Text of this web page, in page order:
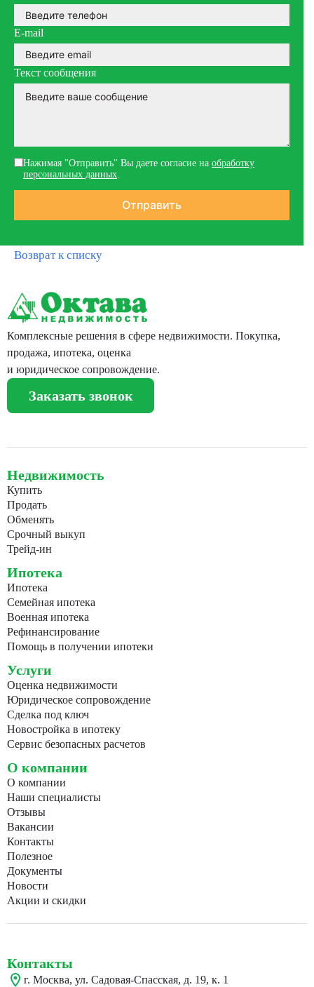
E-mail
Текст сообщения
Нажимая "Отправить" Вы даете согласие на обработку
персональных данных
Возврат к списку
Комплексные решения в сфере недвижимости. Покупка,
продажа, ипотека, оценка
и юридическое сопровождение.
Заказать звонок
Недвижимость
Купить
Продать
Обменять
Срочный выкуп
Трейд-ин
Ипотека
Ипотека
Семейная ипотека
Военная ипотека
Рефинансирование
Помощь в получении ипотеки
Услуги
Оценка недвижимости
Юридическое сопровождение
Сделка под ключ
Новостройка в ипотеку
Сервис безопасных расчетов
О компании
О компании
Наши специалисты
Отзывы
Вакансии
Контакты
Полезное
Документы
Новости
Акции и скидки
Контакты
г. Москва, ул. Садовая-Спасская, д. 19, к. 1